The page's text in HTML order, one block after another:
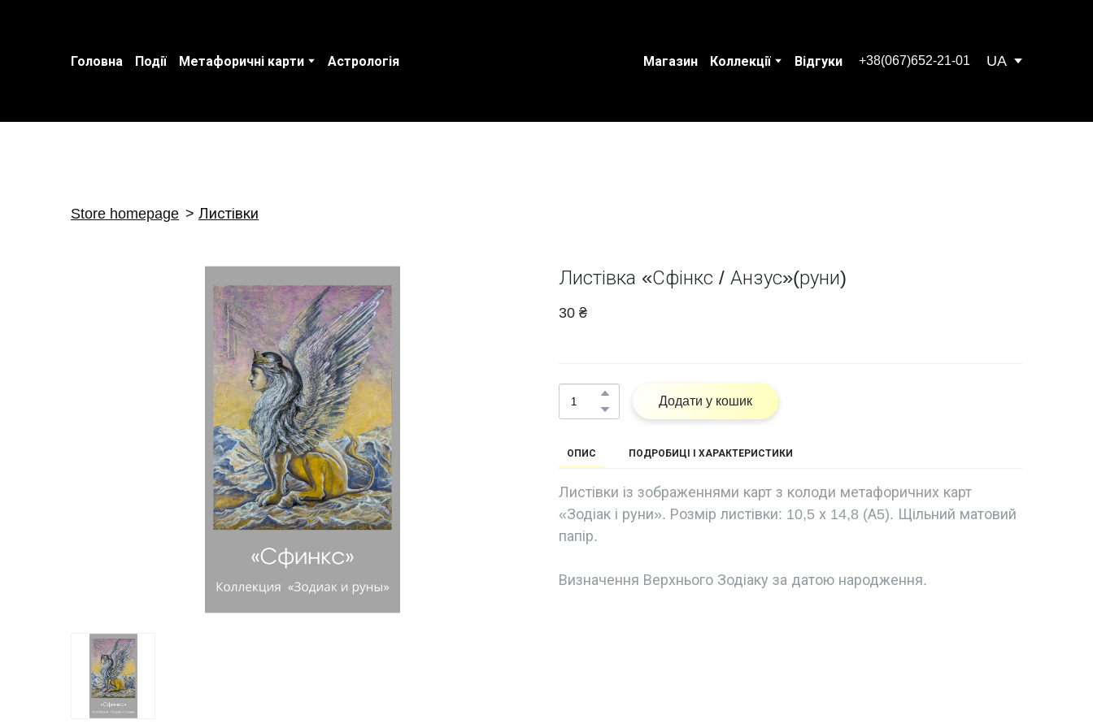
Головна Події Метафоричні карти Астрологія Магазин Коллекції Відгуки +38(067)652-21-01 UA
Store homepage Листівки
Листівка «Сфінкс / Анзус»(руни)
30 ₴
Додати у кошик
ОПИС ПОДРОБИЦІ І ХАРАКТЕРИСТИКИ
Листівки із зображеннями карт з колоди метафоричних карт
«Зодіак і руни». Розмір листівки: 10,5 х 14,8 (А5). Щільний матовий
папір.
Визначення Верхнього Зодіаку за датою народження.